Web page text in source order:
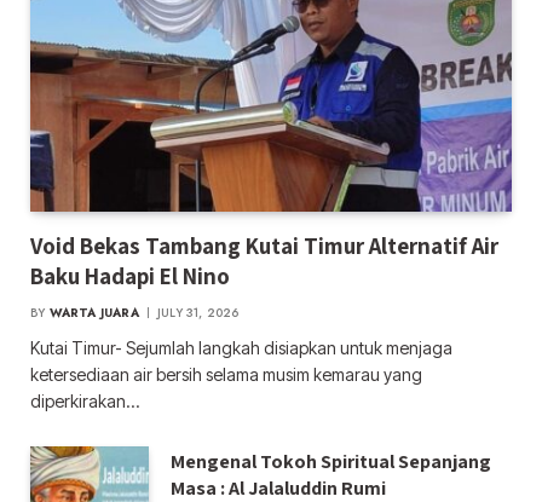
Void Bekas Tambang Kutai Timur Alternatif Air
Baku Hadapi El Nino
BY WARTA JUARA JULY 31, 2026
Kutai Timur- Sejumlah langkah disiapkan untuk menjaga
ketersediaan air bersih selama musim kemarau yang
diperkirakan…
Mengenal Tokoh Spiritual Sepanjang
Masa : Al Jalaluddin Rumi